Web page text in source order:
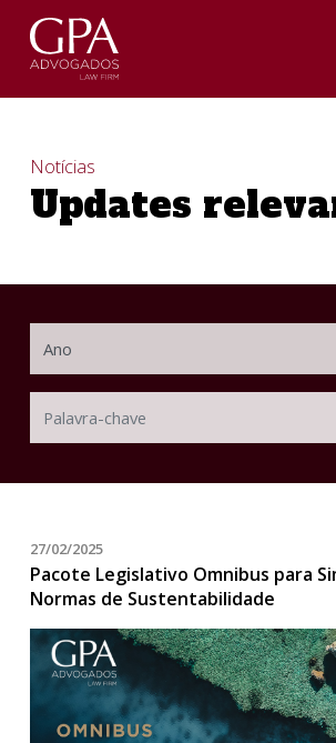
Notícias
Updates
27/02/2025
Pacote Legislativo Omnibus para
Normas de Sustentabilidade